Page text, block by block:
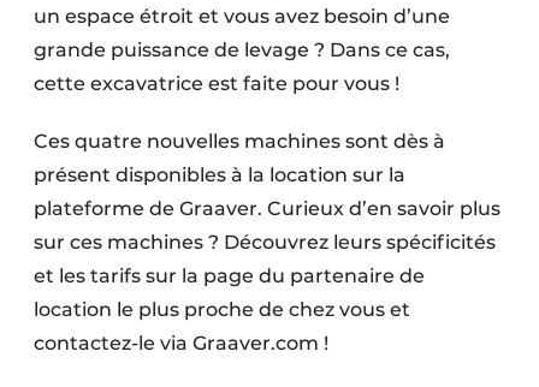
un espace étroit et vous avez besoin d’une
grande puissance de levage ? Dans ce cas,
cette excavatrice est faite pour vous !
Ces quatre nouvelles machines sont dès à
présent disponibles à la location sur la
plateforme de Graaver. Curieux d’en savoir plus
sur ces machines ? Découvrez leurs spécificités
et les tarifs sur la page du partenaire de
location le plus proche de chez vous et
contactez-le via Graaver.com !